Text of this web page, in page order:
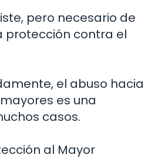
pero necesario de
protección contra el
el abuso hacia
es una
casos.
al Mayor